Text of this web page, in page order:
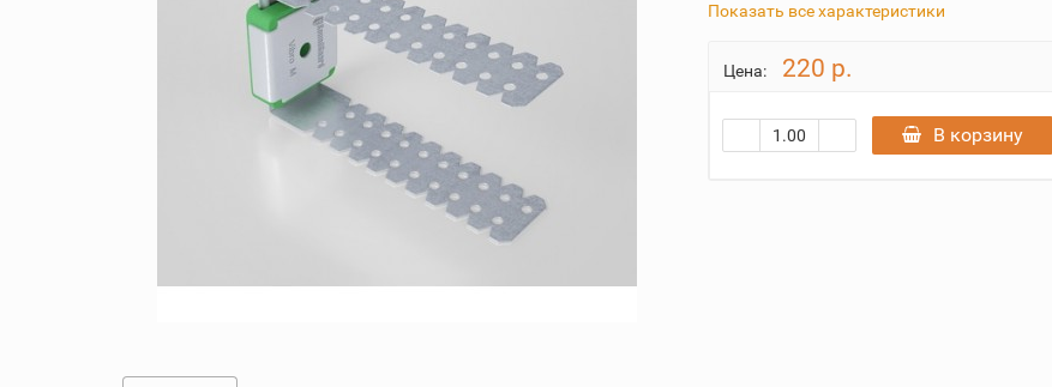
Показать все характеристики
Цена: 220 р.
В корзину